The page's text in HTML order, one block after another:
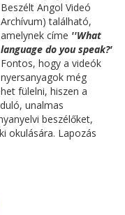
Beszélt Angol Videó
Archívum) található,
amelynek címe ''What
language do you speak?'
Fontos, hogy a videók
nyersanyagok még
fülelni, hiszen a
unalmas
beszélőket,
okulására. Lapozás